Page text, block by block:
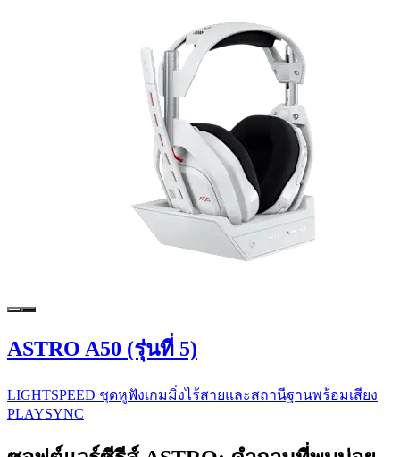
ASTRO A50 (รุ่นที่ 5)
LIGHTSPEED ชุดหูฟังเกมมิ่งไร้สายและสถานีฐานพร้อมเสียง
PLAYSYNC